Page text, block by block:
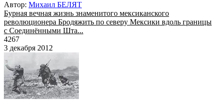
Автор: Михаил БЕЛЯТ
Бурная вечная жизнь знаменитого мексиканского
революционера Бродяжить по северу Мексики вдоль границы
с Соединёнными Шта...
4267
3 декабря 2012